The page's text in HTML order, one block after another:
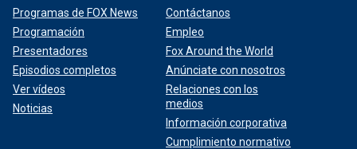
Programas de FOX News
Programación
Presentadores
Episodios completos
Ver vídeos
Noticias
Contáctanos
Empleo
Fox Around the World
Anúnciate con nosotros
Relaciones con los
medios
Información corporativa
Cumplimiento normativo